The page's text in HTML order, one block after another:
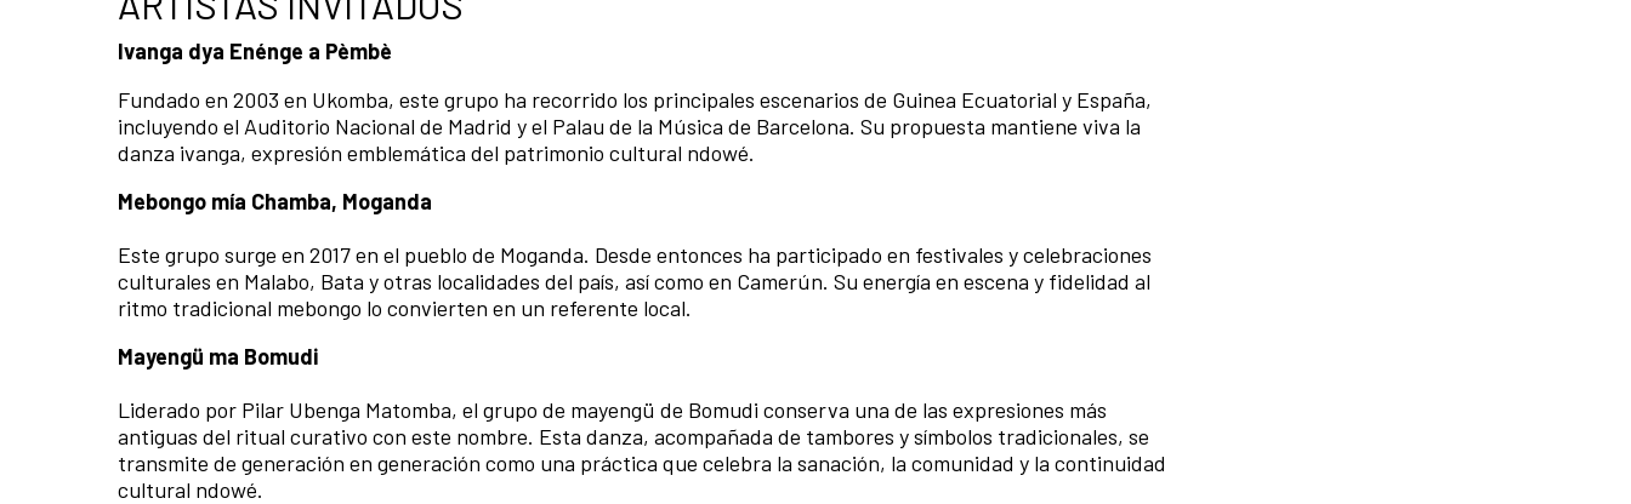
Ivanga dya Enénge a Pèmbè
Fundado en 2003 en Ukomba, este grupo ha recorrido los principales escenarios de Guinea Ecuatorial y España,
incluyendo el Auditorio Nacional de Madrid y el Palau de la Música de Barcelona. Su propuesta mantiene viva la
danza ivanga, expresión emblemática del patrimonio cultural ndowé.
Mebongo mía Chamba, Moganda
Este grupo surge en 2017 en el pueblo de Moganda. Desde entonces ha participado en festivales y celebraciones
culturales en Malabo, Bata y otras localidades del país, así como en Camerún. Su energía en escena y fidelidad al
ritmo tradicional mebongo lo convierten en un referente local.
Mayengü ma Bomudi
Liderado por Pilar Ubenga Matomba, el grupo de mayengü de Bomudi conserva una de las expresiones más
antiguas del ritual curativo con este nombre. Esta danza, acompañada de tambores y símbolos tradicionales, se
transmite de generación en generación como una práctica que celebra la sanación, la comunidad y la continuidad
cultural ndowé.